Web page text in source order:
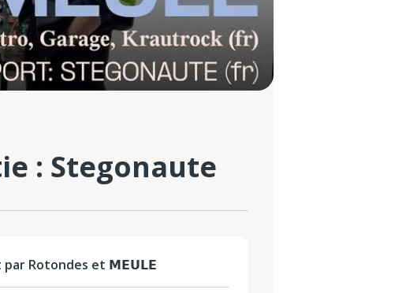
: Stegonaute
par Rotondes et 𝗠𝗘𝗨𝗟𝗘